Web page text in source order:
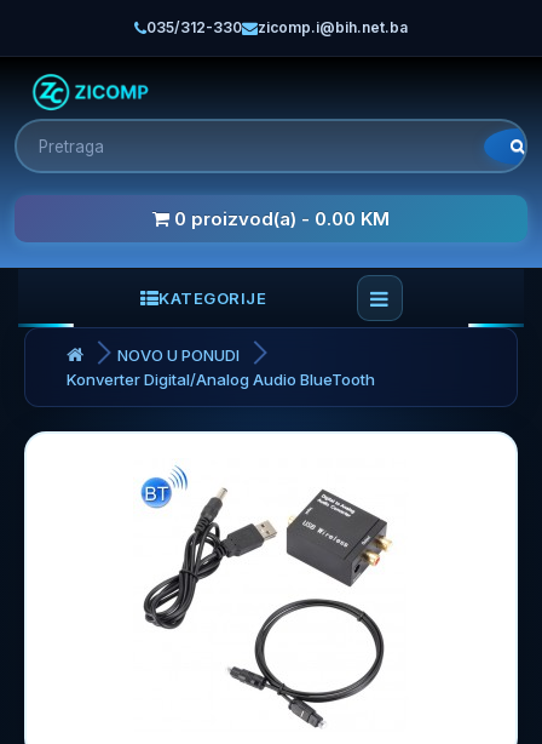
035/312-330 zicomp.i@bih.net.ba
0 proizvod(a) - 0.00 KM
KATEGORIJE
NOVO U PONUDI
Konverter Digital/Analog Audio BlueTooth